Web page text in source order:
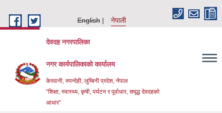
English
नेपाली
देवदह नगरपालिका
नगर कार्यपालिकाको कार्यालय
केरवानी, रुपन्देही, लुम्बिनी प्रदेश, नेपाल
“शिक्षा, स्वास्थ्य, कृषी, पर्यटन र पूर्वाधार, समृद्ध देवदहको
आधार”